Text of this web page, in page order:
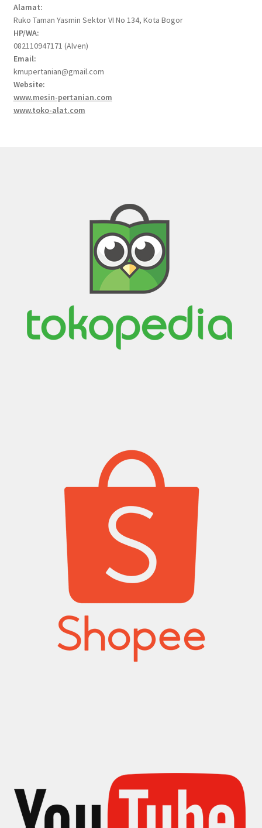
Alamat:
Ruko Taman Yasmin Sektor VI No 134, Kota Bogor
HP/WA:
082110947171 (Alven)
Email:
kmupertanian@gmail.com
Website:
www.mesin-pertanian.com
www.toko-alat.com